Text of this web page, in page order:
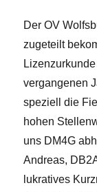
Der OV
zugeteilt
vergangenen
speziell die
hohen
uns DM4G
Andreas,
lukratives